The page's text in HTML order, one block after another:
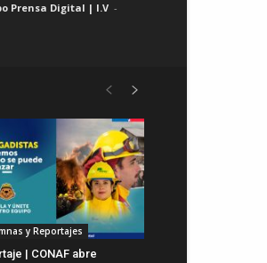
Prensa Digital | I.V -
y Reportajes
| CONAF abre